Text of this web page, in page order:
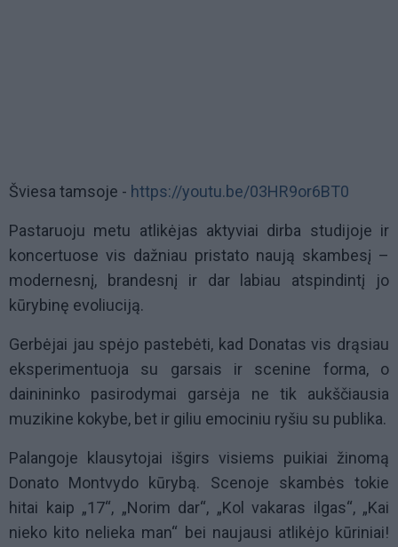
Šviesa tamsoje - https://youtu.be/03HR9or6BT0
Pastaruoju metu atlikėjas aktyviai dirba studijoje ir
koncertuose vis dažniau pristato naują skambesį –
modernesnį, brandesnį ir dar labiau atspindintį jo
kūrybinę evoliuciją.
Gerbėjai jau spėjo pastebėti, kad Donatas vis drąsiau
eksperimentuoja su garsais ir scenine forma, o
dainininko pasirodymai garsėja ne tik aukščiausia
muzikine kokybe, bet ir giliu emociniu ryšiu su publika.
Palangoje klausytojai išgirs visiems puikiai žinomą
Donato Montvydo kūrybą. Scenoje skambės tokie
hitai kaip „17“, „Norim dar“, „Kol vakaras ilgas“, „Kai
nieko kito nelieka man“ bei naujausi atlikėjo kūriniai!